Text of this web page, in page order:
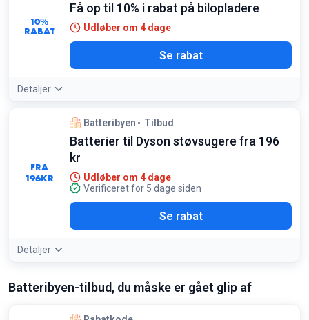
10%
RABAT
Få op til 10% i rabat på bilopladere
Udløber om 4 dage
Se rabat
Detaljer
FRA
196KR
Batteribyen Tilbud
Batterier til Dyson støvsugere fra 196
kr
Udløber om 4 dage
Verificeret for 5 dage siden
Se rabat
Detaljer
Batteribyen-tilbud, du måske er gået glip af